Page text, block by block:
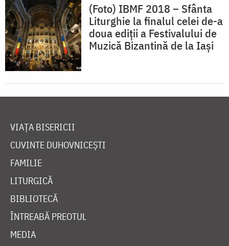
(Foto) IBMF 2018 – Sfânta
Liturghie la finalul celei de-a
doua ediții a Festivalului de
Muzică Bizantină de la Iași
VIAȚA BISERICII
CUVINTE DUHOVNICEȘTI
FAMILIE
LITURGICĂ
BIBLIOTECĂ
ÎNTREABĂ PREOTUL
MEDIA